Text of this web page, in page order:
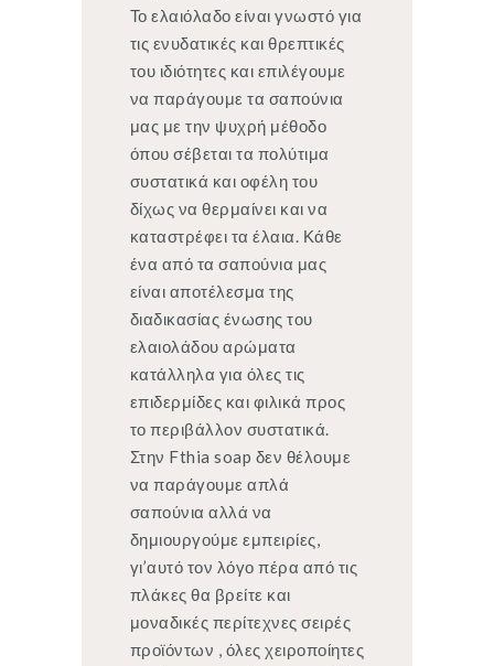
Το ελαιόλαδο είναι γνωστό για
τις ενυδατικές και θρεπτικές
του ιδιότητες και επιλέγουμε
να παράγουμε τα σαπούνια
μας με την ψυχρή μέθοδο
όπου σέβεται τα πολύτιμα
συστατικά και οφέλη του
δίχως να θερμαίνει και να
καταστρέφει τα έλαια. Κάθε
ένα από τα σαπούνια μας
είναι αποτέλεσμα της
διαδικασίας ένωσης του
ελαιολάδου αρώματα
κατάλληλα για όλες τις
επιδερμίδες και φιλικά προς
το περιβάλλον συστατικά.
Στην Fthia soap δεν θέλουμε
να παράγουμε απλά
σαπούνια αλλά να
δημιουργούμε εμπειρίες,
γι’αυτό τον λόγο πέρα από τις
πλάκες θα βρείτε και
μοναδικές περίτεχνες σειρές
προϊόντων , όλες χειροποίητες